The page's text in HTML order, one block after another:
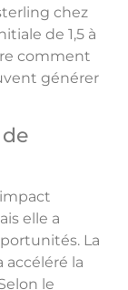
chez
de 1,5 à
comment
générer
elle a
La
la
le